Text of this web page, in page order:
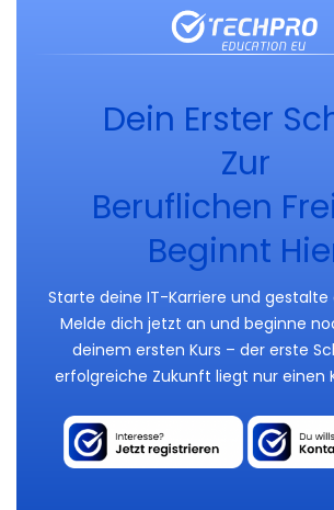
Dein Erster
Zur
Beruflichen
Beginnt
Starte deine IT-Karriere und gestalte
Melde dich jetzt an und beginne
deinem ersten Kurs – der erste
erfolgreiche Zukunft liegt nur einen